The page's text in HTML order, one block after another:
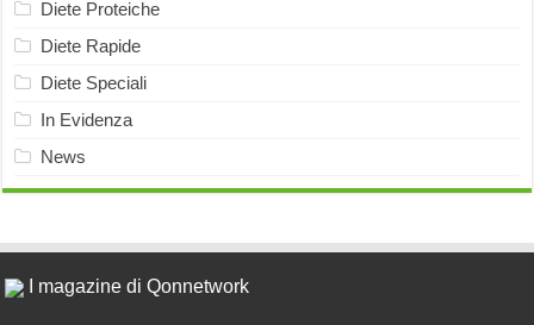
Diete Proteiche
Diete Rapide
Diete Speciali
In Evidenza
News
I magazine di Qonnetwork